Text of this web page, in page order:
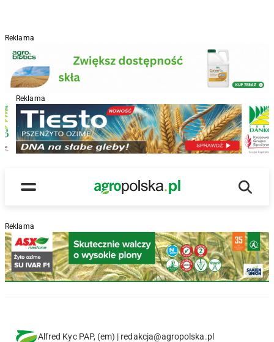
Reklama
Reklama
Menu
Main Logo
Reklama
Alfred Kyc PAP, (em) | redakcja@agropolska.pl